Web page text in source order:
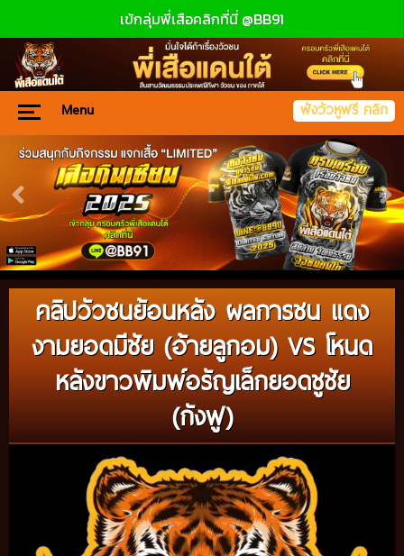
เข้กลุ่มพี่เสือคลิกที่นี่ @BB91
Menu ฟังวัวหูฟรี คลิก
คลิปวัวชนย้อนหลัง ผลการชน แดง
งามยอดมีชัย (อ้ายลูกอม) VS โหนด
หลังขาวพิมพ์อรัญเล็กยอดชูชัย
(กังฟู)